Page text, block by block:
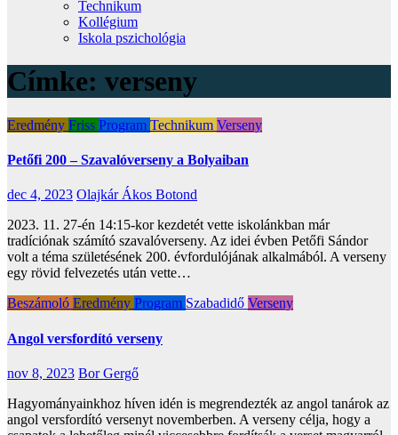
Technikum
Kollégium
Iskola pszichológia
Címke: verseny
Eredmény Friss Program Technikum Verseny
Petőfi 200 – Szavalóverseny a Bolyaiban
dec 4, 2023 Olajkár Ákos Botond
2023. 11. 27-én 14:15-kor kezdetét vette iskolánkban már
tradíciónak számító szavalóverseny. Az idei évben Petőfi Sándor
volt a téma születésének 200. évfordulójának alkalmából. A verseny
egy rövid felvezetés után vette…
Beszámoló Eredmény Program Szabadidő Verseny
Angol versfordító verseny
nov 8, 2023 Bor Gergő
Hagyományainkhoz híven idén is megrendezték az angol tanárok az
angol versfordító versenyt novemberben. A verseny célja, hogy a